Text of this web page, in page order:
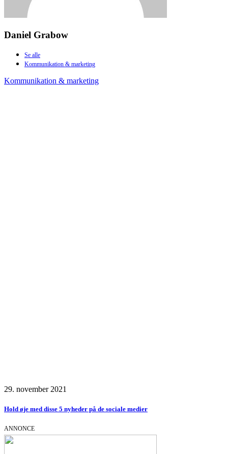
Daniel Grabow
Se alle
Kommunikation & marketing
Kommunikation & marketing
29. november 2021
Hold øje med disse 5 nyheder på de sociale medier
ANNONCE